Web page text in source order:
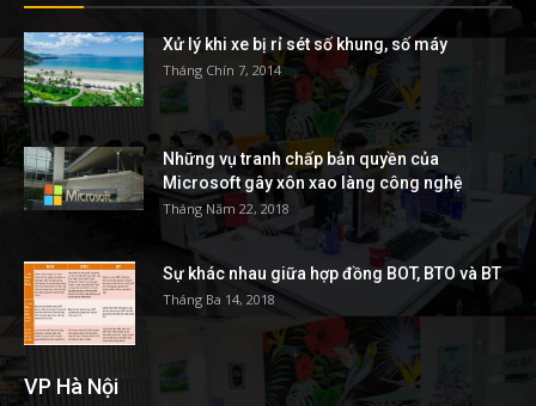
Xử lý khi xe bị rỉ sét số khung, số máy
Tháng Chín 7, 2014
Những vụ tranh chấp bản quyền của
Microsoft gây xôn xao làng công nghệ
Tháng Năm 22, 2018
Sự khác nhau giữa hợp đồng BOT, BTO và BT
Tháng Ba 14, 2018
VP Hà Nội